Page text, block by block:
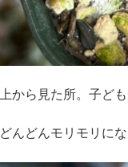
上から見た所。子ど
どんどんモリモリに